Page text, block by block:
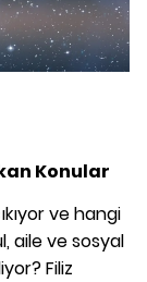
Konular
ve hangi
aile ve sosyal
Filiz